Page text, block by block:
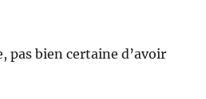
pas bien certaine d’avoir